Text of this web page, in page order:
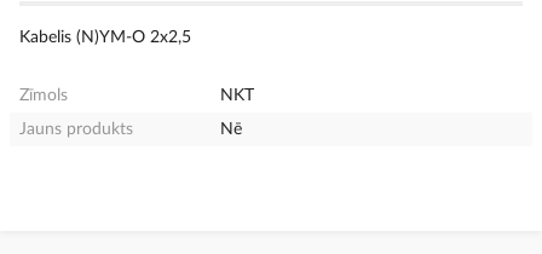
Kabelis (N)YM-O 2x2,5
Zīmols
NKT
Jauns produkts
Nē